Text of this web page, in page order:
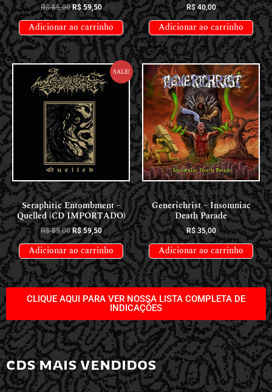
R$85,00 R$59,50
Adicionar ao carrinho
R$40,00
Adicionar ao carrinho
Sale!
CDS INTERNACIONAIS
Seraphitic Entombment –
Quelled (CD IMPORTADO)
R$85,00 R$59,50
Adicionar ao carrinho
CDS NACIONAIS
Generichrist – Insomniac
Death Parade
R$35,00
Adicionar ao carrinho
CLIQUE AQUI PARA VER NOSSA LISTA COMPLETA DE
INDICAÇÕES
CDS MAIS VENDIDOS